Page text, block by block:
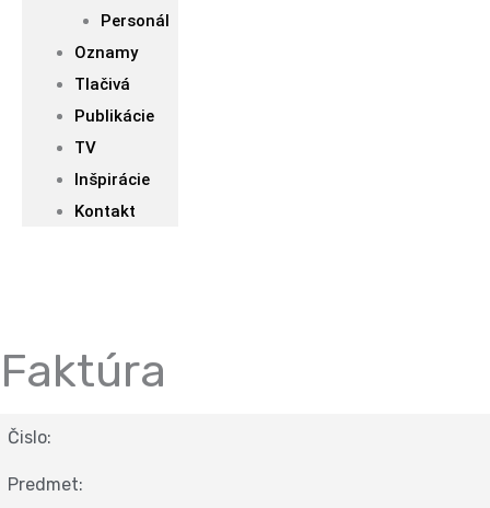
Personál
Oznamy
Tlačivá
Publikácie
TV
Inšpirácie
Kontakt
Faktúra
Čislo:
Predmet: